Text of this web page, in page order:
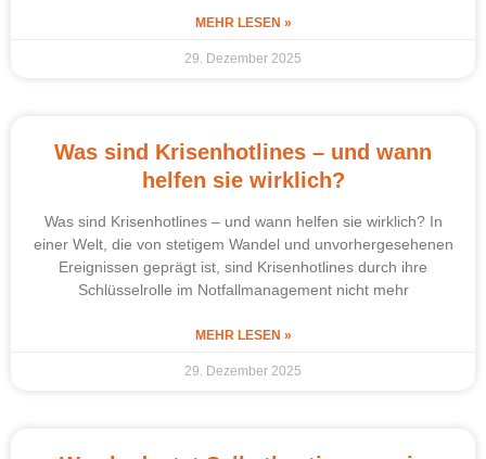
MEHR LESEN »
29. Dezember 2025
Was sind Krisenhotlines – und wann
helfen sie wirklich?
Was sind Krisenhotlines – und wann helfen sie wirklich? In
einer Welt, die von stetigem Wandel und unvorhergesehenen
Ereignissen geprägt ist, sind Krisenhotlines durch ihre
Schlüsselrolle im Notfallmanagement nicht mehr
MEHR LESEN »
29. Dezember 2025